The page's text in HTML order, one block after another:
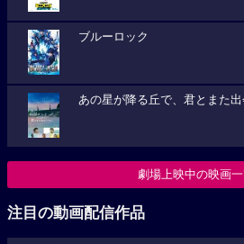
ブルーロック
あの星が降る丘で、君とまた出
劇場上映中の映画
注目の動画配信作品